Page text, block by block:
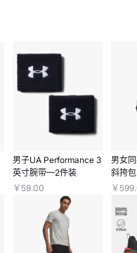
男子UA Performance 3
英寸腕带—2件装
￥59.00
男女
斜挎包
￥